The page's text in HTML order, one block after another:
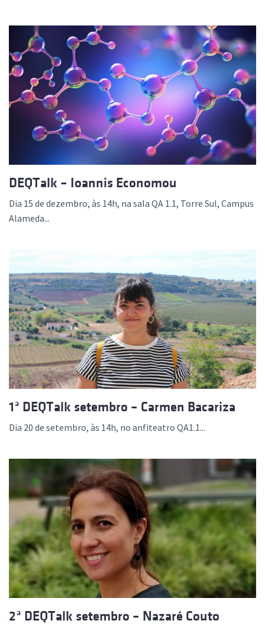
DEQTalk – Ioannis Economou
Dia 15 de dezembro, às 14h, na sala QA 1.1, Torre Sul, Campus
Alameda...
1ª DEQTalk setembro – Carmen Bacariza
Dia 20 de setembro, às 14h, no anfiteatro QA1.1...
2ª DEQTalk setembro – Nazaré Couto